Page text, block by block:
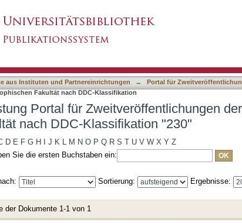
aus Instituten und Partnereinrichtungen → Portal für
Fakultät nach DDC-Klassifikation
Portal für Zweitveröffentlichungen
nach DDC-Klassifikation "230"
D E F G H J K L M N O P Q R S T U V W X Y Z
Sie die ersten Buchstaben ein:
Sortierung: Ergebnisse:
der Dokumente 1-1 von 1